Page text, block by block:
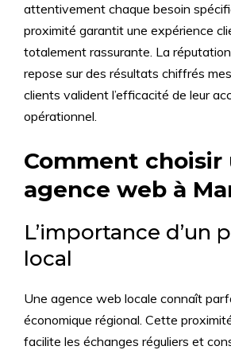
attentivement chaque besoin
proximité garantit une expérience
totalement rassurante. La
repose sur des résultats chiffrés
clients valident l’efficacité de leur
opérationnel.
Comment choisir
agence web à
L’importance d’un
local
Une agence web locale connaît
économique régional. Cette
facilite les échanges réguliers et